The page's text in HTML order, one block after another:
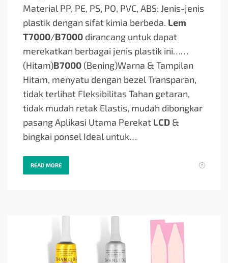
Material PP, PE, PS, PO, PVC, ABS: Jenis-jenis
plastik dengan sifat kimia berbeda. Lem
T7000/B7000 dirancang untuk dapat
merekatkan berbagai jenis plastik ini……
(Hitam)B7000 (Bening)Warna & Tampilan
Hitam, menyatu dengan bezel Transparan,
tidak terlihat Fleksibilitas Tahan getaran,
tidak mudah retak Elastis, mudah dibongkar
pasang Aplikasi Utama Perekat LCD &
bingkai ponsel Ideal untuk…
READ MORE